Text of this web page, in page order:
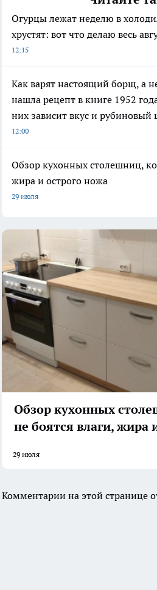
Огурцы лежат неделю в
хрустят: вот что делаю весь
12:15
Как варят настоящий борщ, а
нашла рецепт в книге 1952
них зависит вкус и рубиновый
12:00
Обзор кухонных столешниц,
жира и острого ножа
29 июля
Обзор кухонных
не боятся влаги, жира
29 июля
Комментарии на этой странице